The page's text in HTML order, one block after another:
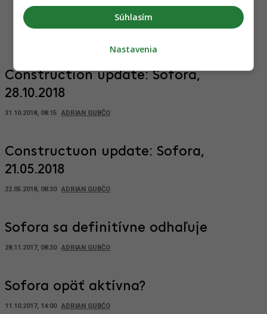
Z odpadu vytvorili architektonický skvost.
450-
Construction update: Sofora,
28.10.2018
31.10.2018, 08:15 ADRIAN GUBČO
Constructuon update: Sofora,
21.05.2018
22.05.2018, 08:30 ADRIAN GUBČO
Sofora sa definitívne odhaľuje
28.11.2017, 08:30 ADRIAN GUBČO
Sofora opäť aktívna?
11.10.2017, 14:00 ADRIAN GUBČO
Súhlasím
Nastavenia